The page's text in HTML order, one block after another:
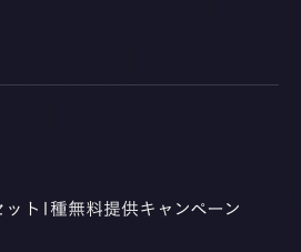
ト1種無料提供キャンペーン